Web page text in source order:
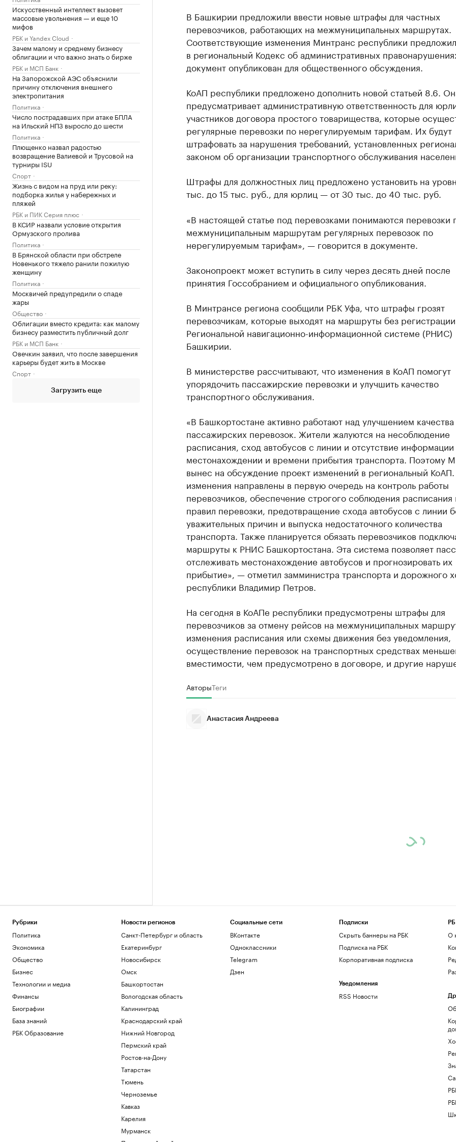
Искусственный интеллект вызовет
массовые увольнения — и еще 10
мифов
РБК и Yandex Cloud
Зачем малому и среднему бизнесу
облигации и что важно знать о бирже
РБК и МСП Банк
На Запорожской АЭС объяснили
причину отключения внешнего
электропитания
Политика
Число пострадавших при атаке БПЛА
на Ильский НПЗ выросло до шести
Политика
Плющенко назвал радостью
возвращение Валиевой и Трусовой на
турниры ISU
Спорт
Жизнь с видом на пруд или реку:
подборка жилья у набережных и
пляжей
РБК и ПИК Серия плюс
В КСИР назвали условие открытия
Ормузского пролива
Политика
В Брянской области при обстреле
Новенького тяжело ранили пожилую
женщину
Политика
Москвичей предупредили о спаде
жары
Общество
Облигации вместо кредита: как малому
бизнесу разместить публичный долг
РБК и МСП Банк
Овечкин заявил, что после завершения
карьеры будет жить в Москве
Спорт
Загрузить еще
В Башкирии предложили ввести новые штрафы для частных
перевозчиков, работающих на межмуниципальных маршрутах.
Соответствующие изменения Минтранс республики
в региональный Кодекс об административных
документ опубликован для общественного обсуждения.
КоАП республики предложено дополнить новой статьей 8.6.
предусматривает административную ответственность для
участников договора простого товарищества, которые
регулярные перевозки по нерегулируемым тарифам. Их будут
штрафовать за нарушения требований, установленных
законом об организации транспортного обслуживания
Штрафы для должностных лиц предложено установить на
тыс. до 15 тыс. руб., для юрлиц — от 30 тыс. до 40 тыс. руб.
«В настоящей статье под перевозками понимаются перевозки
межмуниципальным маршрутам регулярных перевозок по
нерегулируемым тарифам», — говорится в документе.
Законопроект может вступить в силу через десять дней после
принятия Госсобранием и официального опубликования.
В Минтрансе региона сообщили РБК Уфа, что штрафы грозят
перевозчикам, которые выходят на маршруты без
Региональной навигационно-информационной системе (РНИС)
Башкирии.
В министерстве рассчитывают, что изменения в КоАП помогут
упорядочить пассажирские перевозки и улучшить качество
транспортного обслуживания.
«В Башкортостане активно работают над улучшением качества
пассажирских перевозок. Жители жалуются на несоблюдение
расписания, сход автобусов с линии и отсутствие
местонахождении и времени прибытия транспорта. Поэтому
вынес на обсуждение проект изменений в региональный
изменения направлены в первую очередь на контроль работы
перевозчиков, обеспечение строгого соблюдения расписания
правил перевозки, предотвращение схода автобусов с линии
уважительных причин и выпуска недостаточного количества
транспорта. Также планируется обязать перевозчиков
маршруты к РНИС Башкортостана. Эта система позволяет
отслеживать местонахождение автобусов и прогнозировать их
прибытие», — отметил замминистра транспорта и дорожного
республики Владимир Петров.
На сегодня в КоАПе республики предусмотрены штрафы для
перевозчиков за отмену рейсов на межмуниципальных
изменения расписания или схемы движения без уведомления,
осуществление перевозок на транспортных средствах
вместимости, чем предусмотрено в договоре, и другие
АвторыТеги
Анастасия Андреева
Рубрики
Политика
Экономика
Общество
Бизнес
Технологии и медиа
Финансы
Биографии
База знаний
РБК Образование
Новости регионов
Санкт-Петербург и область
Екатеринбург
Новосибирск
Омск
Башкортостан
Вологодская область
Калининград
Краснодарский край
Нижний Новгород
Пермский край
Ростов-на-Дону
Татарстан
Тюмень
Черноземье
Кавказ
Карелия
Мурманск
Социальные сети
ВКонтакте
Одноклассники
Telegram
Дзен
Подписки
Скрыть баннеры на РБК
Подписка на РБК
Корпоративная подписка
Уведомления
RSS Новости
О